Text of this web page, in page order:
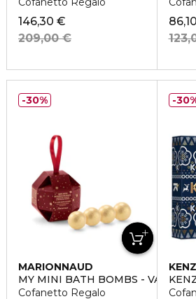
146,30 €
209,00 €
MARIONNAUD
MY MINI BATH BOMBS - VANIGLIA
Cofanetto Regalo
30%